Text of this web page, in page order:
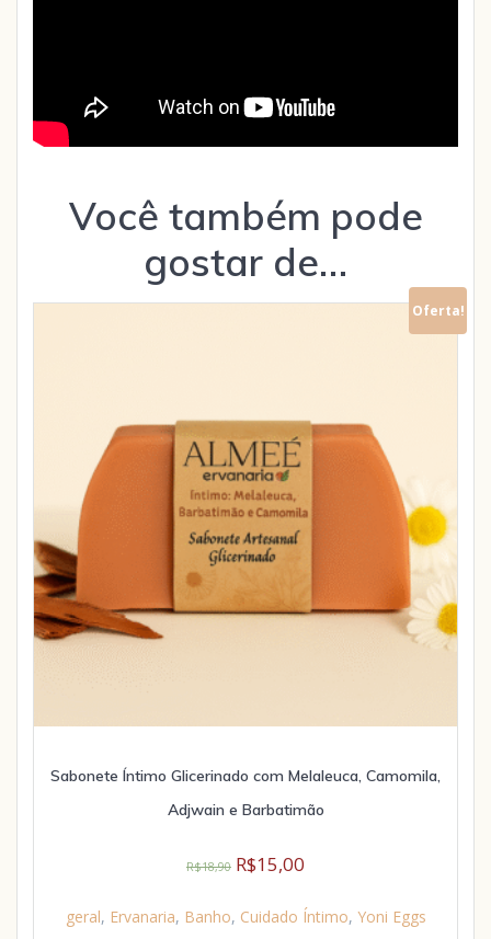
Você também pode
gostar de…
Oferta!
Sabonete Íntimo Glicerinado com Melaleuca, Camomila,
Adjwain e Barbatimão
R$18,90 R$15,00
geral, Ervanaria, Banho, Cuidado Íntimo, Yoni Eggs